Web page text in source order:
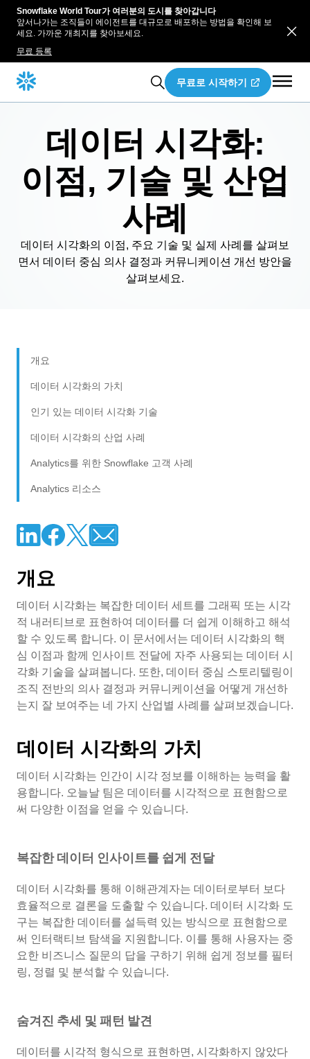
Snowflake World Tour가 여러분의 도시를 찾아갑니다
앞서나가는 조직들이 에이전트를 대규모로 배포하는 방법을 확인해 보
세요. 가까운 개최지를 찾아보세요.
무료 등록
무료로 시작하기
데이터 시각화:
이점, 기술 및 산업
사례
데이터 시각화의 이점, 주요 기술 및 실제 사례를 살펴보
면서 데이터 중심 의사 결정과 커뮤니케이션 개선 방안을
살펴보세요.
개요
데이터 시각화의 가치
인기 있는 데이터 시각화 기술
데이터 시각화의 산업 사례
Analytics를 위한 Snowflake 고객 사례
Analytics 리소스
개요
데이터 시각화는 복잡한 데이터 세트를 그래픽 또는 시각
적 내러티브로 표현하여 데이터를 더 쉽게 이해하고 해석
할 수 있도록 합니다. 이 문서에서는 데이터 시각화의 핵
심 이점과 함께 인사이트 전달에 자주 사용되는 데이터 시
각화 기술을 살펴봅니다. 또한, 데이터 중심 스토리텔링이
조직 전반의 의사 결정과 커뮤니케이션을 어떻게 개선하
는지 잘 보여주는 네 가지 산업별 사례를 살펴보겠습니다.
데이터 시각화의 가치
데이터 시각화는 인간이 시각 정보를 이해하는 능력을 활
용합니다. 오늘날 팀은 데이터를 시각적으로 표현함으로
써 다양한 이점을 얻을 수 있습니다.
복잡한 데이터 인사이트를 쉽게 전달
데이터 시각화를 통해 이해관계자는 데이터로부터 보다
효율적으로 결론을 도출할 수 있습니다. 데이터 시각화 도
구는 복잡한 데이터를 설득력 있는 방식으로 표현함으로
써 인터랙티브 탐색을 지원합니다. 이를 통해 사용자는 중
요한 비즈니스 질문의 답을 구하기 위해 쉽게 정보를 필터
링, 정렬 및 분석할 수 있습니다.
숨겨진 추세 및 패턴 발견
데이터를 시각적 형식으로 표현하면, 시각화하지 않았다